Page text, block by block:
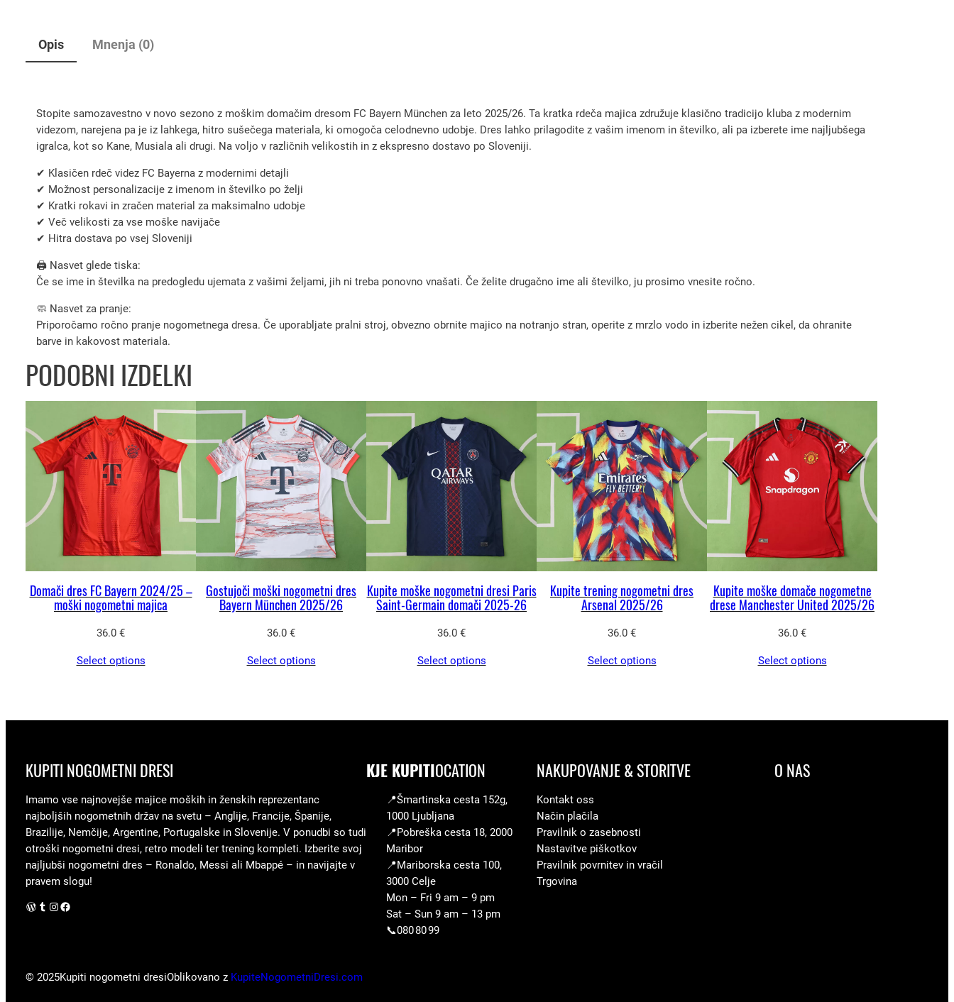
n
i
C
a
n
u
n
h
a
5
2
6
k
o
l
č
i
n
Opis Mnenja (0)
Stopite samozavestno v novo sezono z moškim domačim dresom FC Bayern München za leto 2025/26. Ta kratka rdeča majica združuje klasično tradicijo kluba z modernim
videzom, narejena pa je iz lahkega, hitro sušečega materiala, ki omogoča celodnevno udobje. Dres lahko prilagodite z vašim imenom in številko, ali pa izberete ime najljubšega
igralca, kot so Kane, Musiala ali drugi. Na voljo v različnih velikostih in z ekspresno dostavo po Sloveniji.
✔ Klasičen rdeč videz FC Bayerna z modernimi detajli
✔ Možnost personalizacije z imenom in številko po želji
✔ Kratki rokavi in zračen material za maksimalno udobje
✔ Več velikosti za vse moške navijače
✔ Hitra dostava po vsej Sloveniji
🖨️ Nasvet glede tiska:
Če se ime in številka na predogledu ujemata z vašimi željami, jih ni treba ponovno vnašati. Če želite drugačno ime ali številko, ju prosimo vnesite ročno.
🧼 Nasvet za pranje:
Priporočamo ročno pranje nogometnega dresa. Če uporabljate pralni stroj, obvezno obrnite majico na notranjo stran, operite z mrzlo vodo in izberite nežen cikel, da ohranite
barve in kakovost materiala.
PODOBNI IZDELKI
Domači dres FC Bayern 2024/25 –
moški nogometni majica
36.0 €
Select options
Gostujoči moški nogometni dres
Bayern München 2025/26
36.0 €
Select options
Kupite moške nogometni dresi Paris
Saint-Germain domači 2025-26
36.0 €
Select options
Kupite trening nogometni dres
Arsenal 2025/26
36.0 €
Select options
Kupite moške domače nogometne
drese Manchester United 2025/26
36.0 €
Select options
KUPITI NOGOMETNI DRESI
Imamo vse najnovejše majice moških in ženskih reprezentanc
najboljših nogometnih držav na svetu – Anglije, Francije, Španije,
Brazilije, Nemčije, Argentine, Portugalske in Slovenije. V ponudbi so tudi
otroški nogometni dresi, retro modeli ter trening kompleti. Izberite svoj
najljubši nogometni dres – Ronaldo, Messi ali Mbappé – in navijajte v
pravem slogu!
WordPress Instagram Facebook
KJE KUPITIOCATION
📍Šmartinska cesta 152g,
1000 Ljubljana
📍Pobreška cesta 18, 2000
Maribor
📍Mariborska cesta 100,
3000 Celje
Mon – Fri 9 am – 9 pm
Sat – Sun 9 am – 13 pm
📞080 80 99
NAKUPOVANJE & STORITVE
Kontakt oss
Način plačila
Pravilnik o zasebnosti
Nastavitve piškotkov
Pravilnik povrnitev in vračil
Trgovina
O NAS
© 2025Kupiti nogometni dresiOblikovano z KupiteNogometniDresi.com